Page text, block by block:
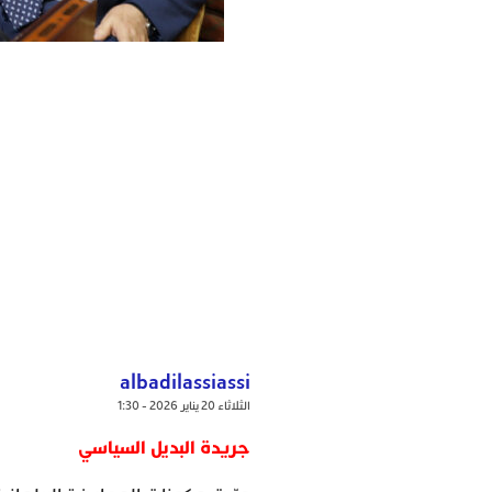
albadilassiassi
الثلاثاء 20 يناير 2026 - 1:30
جريدة البديل السياسي